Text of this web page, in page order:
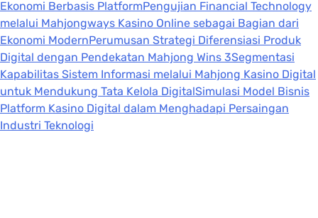
Ekonomi Berbasis PlatformPengujian Financial Technology
melalui Mahjongways Kasino Online sebagai Bagian dari
Ekonomi ModernPerumusan Strategi Diferensiasi Produk
Digital dengan Pendekatan Mahjong Wins 3Segmentasi
Kapabilitas Sistem Informasi melalui Mahjong Kasino Digital
untuk Mendukung Tata Kelola DigitalSimulasi Model Bisnis
Platform Kasino Digital dalam Menghadapi Persaingan
Industri Teknologi